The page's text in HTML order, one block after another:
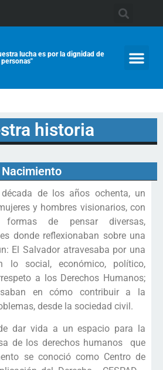
lucha es por la dignidad de
personas"
historia
Nacimiento
de los años ochenta, un
y hombres visionarios, con
formas de pensar diversas,
donde reflexionaban sobre una
El Salvador atravesaba por una
lo social, económico, político,
a los Derechos Humanos;
en cómo contribuir a la
desde la sociedad civil.
dar vida a un espacio para la
de los derechos humanos que
se conoció como Centro de